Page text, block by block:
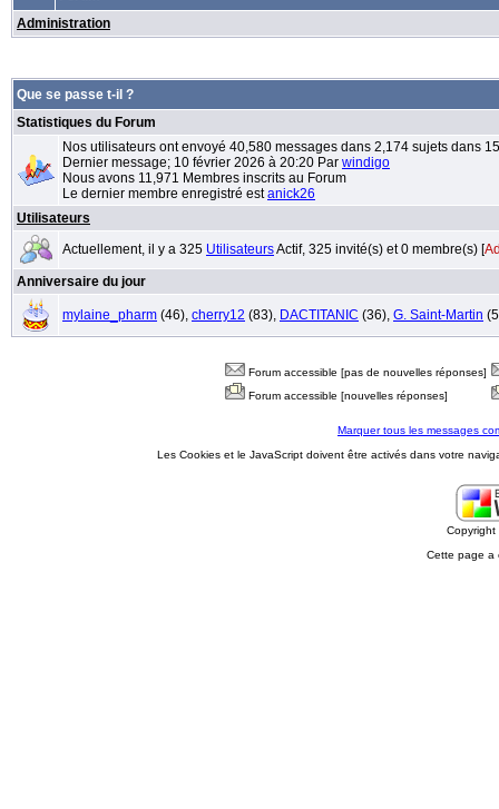
Administration
Que se passe t-il ?
Statistiques du Forum
Nos utilisateurs ont envoyé 40,580 messages dans 2,174 sujets dans
Dernier message; 10 février 2026 à 20:20 Par windigo
Nous avons 11,971 Membres inscrits au Forum
Le dernier membre enregistré estanick26
Utilisateurs
Actuellement, il y a 325 UtilisateursActif, 325 invité(s) et 0 membre(s) [
Anniversaire du jour
mylaine_pharm (46), cherry12 (83), DACTITANIC (36), G. Saint-Martin
Forum accessible [pas de nouvelles réponses]
Forum accessible [nouvelles réponses]
Marquer tous les messages
Les Cookies et le JavaScript doivent être activés dans votre
Cette page a